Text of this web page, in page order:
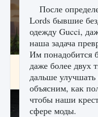
Как заработать
9 августа 2024
После
Lords бывшие
одежду Gucci,
наша задача
Им понадобится
даже более двух
дальше
объясним, как
чтобы наши
сфере моды.